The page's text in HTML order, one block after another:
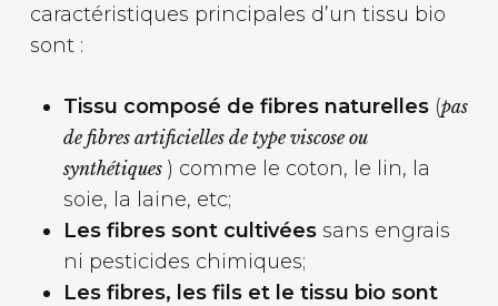
caractéristiques principales d’un tissu bio
sont :
Tissu composé de fibres naturelles(pas
de fibres artificielles de type viscose ou
synthétiques ) comme le coton, le lin, la
soie, la laine, etc;
Les fibres sont cultivéessans engrais
ni pesticides chimiques;
Les fibres, les fils et le tissu bio sont